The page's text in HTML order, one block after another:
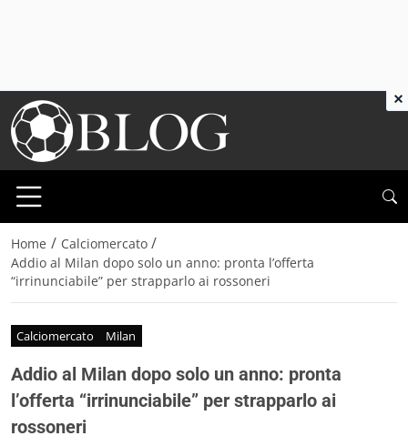
Home / Calciomercato /
Addio al Milan dopo solo un anno: pronta l’offerta
“irrinunciabile” per strapparlo ai rossoneri
Calciomercato Milan
Addio al Milan dopo solo un anno: pronta
l’offerta “irrinunciabile” per strapparlo ai
rossoneri
×